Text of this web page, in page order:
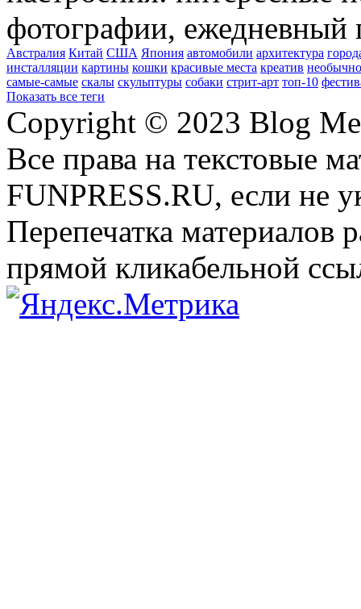
фотографии, ежедневный
Австралия Китай США Япония автомобили архитектура
инсталляции картины кошки красивые места креатив
самые-самые скалы скульптуры собаки стрит-арт топ-10
Показать все теги
Copyright © 2023 Blog
Все права на текстовые
FUNPRESS.RU, если не
Перепечатка материалов
прямой кликабельной